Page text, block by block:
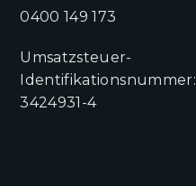
0400 149 173
Umsatzsteuer-
Identifikationsnummer:
3424931-4